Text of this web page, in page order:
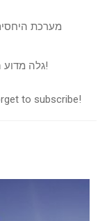
גלה מדוע החסד הופך את חיי האדם למשהו בעל ערך!
to subscribe!